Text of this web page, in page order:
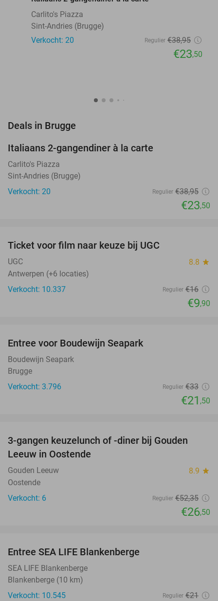
Carlito's Piazza
Sint-Andries (Brugge)
Verkocht: 20
Regulier €38,95
€23,50
Deals in Brugge
Italiaans 2-gangendiner à la carte
Carlito's Piazza
Sint-Andries (Brugge)
Verkocht: 20
Regulier €38,95
€23,50
TODAY
Ticket voor film naar keuze bij UGC
UGC 8.8 star
Antwerpen (+6 locaties)
Verkocht: 10.337
Regulier €16
€9,90
Entree voor Boudewijn Seapark
Boudewijn Seapark
Brugge
Verkocht: 3.796
Regulier €33
€21 ,50
NEW
TODAY
3-gangen keuzelunch of -diner bij Gouden
Leeuw in Oostende
Gouden Leeuw 8.9 star
Oostende
Verkocht: 6
Regulier €52,35
€26,50
Entree SEA LIFE Blankenberge
SEA LIFE Blankenberge
Blankenberge (10 km)
Verkocht: 10.545
Regulier €21